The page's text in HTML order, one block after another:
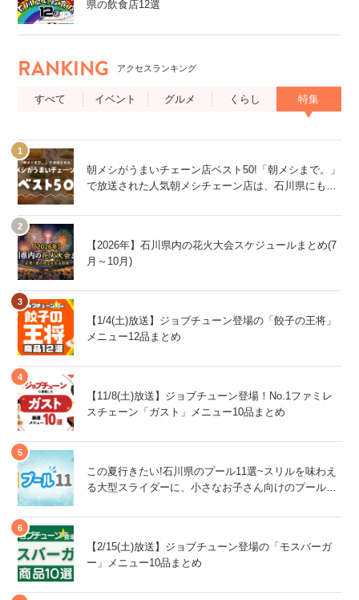
県の飲食店12選
RANKING アクセスランキング
すべて イベント グルメ くらし 特集
朝メシがうまいチェーン店ベスト50!「朝メシまで。」
で放送された人気朝メシチェーン店は、石川県にもあ
【2026年】石川県内の花火大会スケジュールまとめ(7
月～10月)
【1/4(土)放送】ジョブチューン登場の「餃子の王将」
メニュー12品まとめ
【11/8(土)放送】ジョブチューン登場！No.1ファミレ
スチェーン「ガスト」メニュー10品まとめ
この夏行きたい!石川県のプール11選~スリルを味わえ
る大型スライダーに、小さなお子さん向けのプール
【2/15(土)放送】ジョブチューン登場の「モスバーガ
ー」メニュー10品まとめ